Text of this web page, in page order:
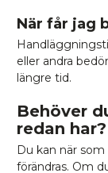
När får jag
eller andra
längre tid.
Behöver
redan har?
Du kan när
förändras. Om